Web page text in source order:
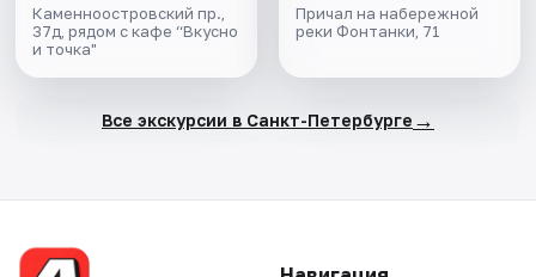
Каменноостровский пр.,
37д, рядом с кафе “Вкусно
и точка"
Причал на набережной
реки Фонтанки, 71
Все экскурсии в Санкт-Петербурге →